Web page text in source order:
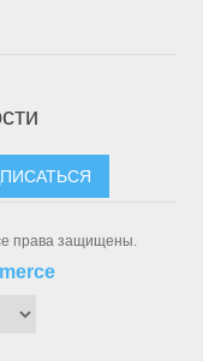
права защищены.